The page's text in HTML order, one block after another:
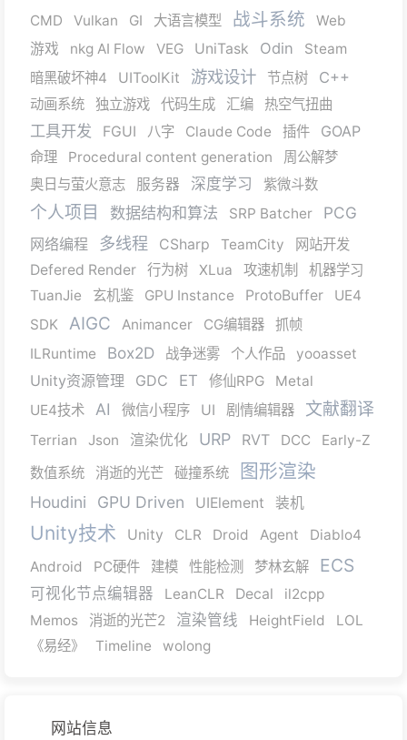
CMD Vulkan GI 大语言模型 战斗系统
Web
游戏
nkg AI Flow VEG UniTask Odin
Steam
暗黑破坏神4
UIToolKit 游戏设计 节点树 C++
动画系统 独立游戏 代码生成 汇编 热空气扭曲
工具开发 FGUI 八字 Claude Code 插件 GOAP
命理 Procedural content generation
周公解梦
奥日与萤火意志
服务器 深度学习 紫微斗数
个人项目 数据结构和算法 SRP Batcher PCG
网络编程 多线程 CSharp TeamCity
网站开发
Defered Render
行为树 XLua 攻速机制
机器学习
TuanJie
玄机鉴 GPU Instance ProtoBuffer
UE4
SDK
AIGC Animancer CG编辑器
抓帧
ILRuntime
Box2D 战争迷雾 个人作品 yooasset
Unity资源管理 GDC ET 修仙RPG
Metal
UE4技术
AI 微信小程序 UI 剧情编辑器 文献翻译
Terrian Json 渲染优化 URP RVT DCC
Early-Z
数值系统
消逝的光芒 碰撞系统 图形渲染
Houdini GPU Driven UIElement 装机
Unity技术 Unity CLR Droid Agent
Diablo4
Android
PC硬件 建模 性能检测 梦林玄解 ECS
可视化节点编辑器 LeanCLR Decal
il2cpp
Memos
消逝的光芒2 渲染管线 HeightField
LOL
《易经》
Timeline wolong
网站信息